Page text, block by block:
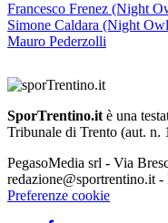
Francesco Frenez (Night
Simone Caldara (Night
Mauro Pederzolli
SporTrentino.it è una
Tribunale di Trento (aut. n.
PegasoMedia srl - Via
redazione@sportrentino.it -
Preferenze cookie